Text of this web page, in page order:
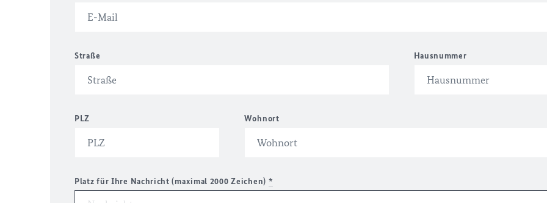
Straße Hausnummer
PLZ Wohnort
Platz für Ihre Nachricht (maximal 2000 Zeichen) *